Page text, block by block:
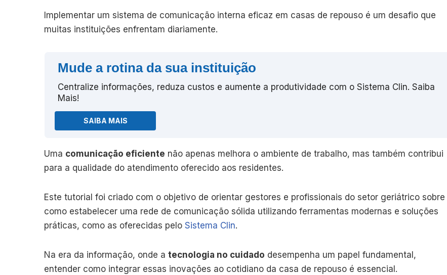
Implementar um sistema de comunicação interna eficaz em casas de repouso é um desafio que
muitas instituições enfrentam diariamente.
Mude a rotina da sua instituição
Centralize informações, reduza custos e aumente a produtividade com o Sistema Clin. Saiba
Mais!
SAIBA MAIS
Uma comunicação eficiente não apenas melhora o ambiente de trabalho, mas também contribui
para a qualidade do atendimento oferecido aos residentes.
Este tutorial foi criado com o objetivo de orientar gestores e profissionais do setor geriátrico sobre
como estabelecer uma rede de comunicação sólida utilizando ferramentas modernas e soluções
práticas, como as oferecidas pelo Sistema Clin.
Na era da informação, onde a tecnologia no cuidado desempenha um papel fundamental,
entender como integrar essas inovações ao cotidiano da casa de repouso é essencial.